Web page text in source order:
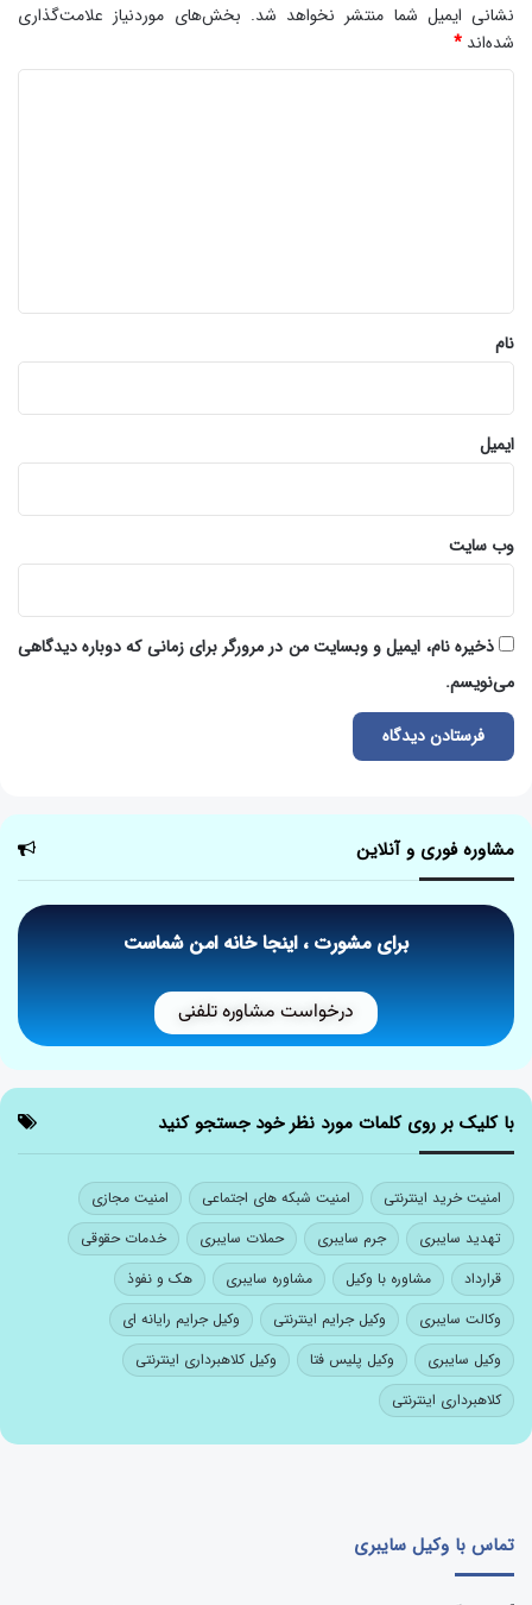
نشانی ایمیل شما منتشر نخواهد شد. بخش‌های موردنیاز علامت‌گذاری
شده‌اند *
نام
ایمیل
وب‌ سایت
ذخیره نام، ایمیل و وبسایت من در مرورگر برای زمانی که دوباره دیدگاهی
می‌نویسم.
مشاوره فوری و آنلاین
برای مشورت ، اینجا خانه امن شماست
درخواست مشاوره تلفنی
با کلیک بر روی کلمات مورد نظر خود جستجو کنید
امنیت خرید اینترنتی امنیت شبکه های اجتماعی
امنیت مجازی
تهدید سایبری
جرم سایبری حملات سایبری
خدمات حقوقی
قرارداد
مشاوره با وکیل مشاوره سایبری
هک و نفوذ
وکالت سایبری
وکیل جرایم اینترنتی
وکیل جرایم رایانه ای
وکیل سایبری
وکیل پلیس فتا
وکیل کلاهبرداری اینترنتی
کلاهبرداری اینترنتی
تماس با وکیل سایبری